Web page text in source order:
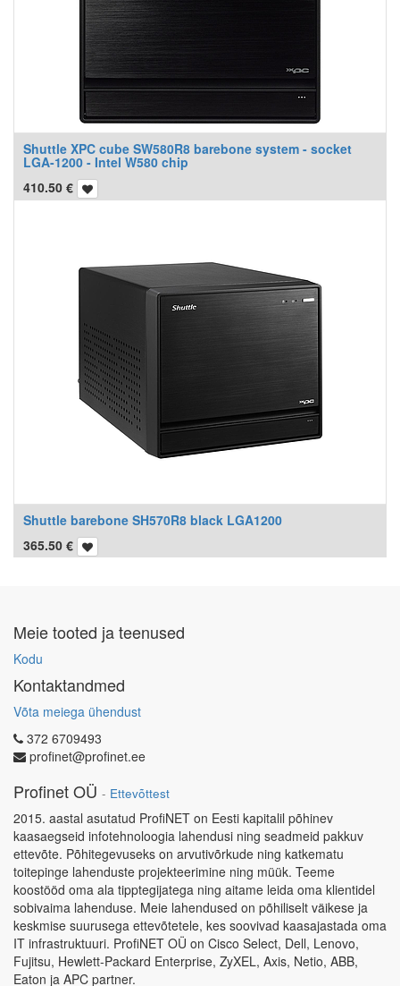
Shuttle XPC cube SW580R8 barebone system - socket
LGA-1200 - Intel W580 chip
410.50 €
Shuttle barebone SH570R8 black LGA1200
365.50 €
Meie tooted ja teenused
Kodu
Kontaktandmed
Võta meiega ühendust
372 6709493
profinet@profinet.ee
Profinet OÜ - Ettevõttest
2015. aastal asutatud ProfiNET on Eesti kapitalil põhinev
kaasaegseid infotehnoloogia lahendusi ning seadmeid pakkuv
ettevõte. Põhitegevuseks on arvutivõrkude ning katkematu
toitepinge lahenduste projekteerimine ning müük. Teeme
koostööd oma ala tipptegijatega ning aitame leida oma klientidel
sobivaima lahenduse. Meie lahendused on põhiliselt väikese ja
keskmise suurusega ettevõtetele, kes soovivad kaasajastada oma
IT infrastruktuuri. ProfiNET OÜ on Cisco Select, Dell, Lenovo,
Fujitsu, Hewlett-Packard Enterprise, ZyXEL, Axis, Netio, ABB,
Eaton ja APC partner.